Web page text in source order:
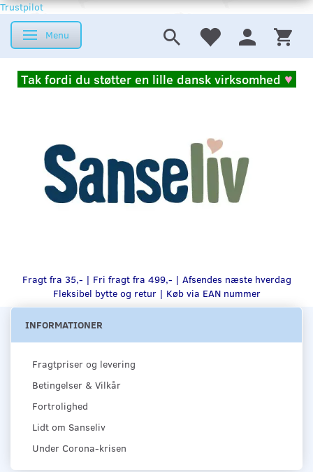
Trustpilot
Skifte navigation
Menu
Tak fordi du støtter en lille dansk virksomhed ♥
Fragt fra 35,- | Fri fragt fra 499,- | Afsendes næste hverdag
Fleksibel bytte og retur | Køb via EAN nummer
INFORMATIONER
Fragtpriser og levering
Betingelser & Vilkår
Fortrolighed
Lidt om Sanseliv
Under Corona-krisen